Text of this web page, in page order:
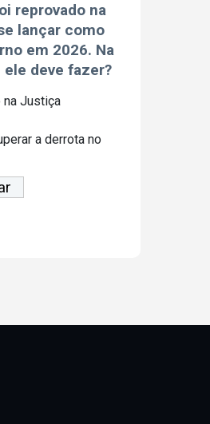
reprovado na
lançar como
em 2026. Na
ele deve fazer?
na Justiça
a derrota no